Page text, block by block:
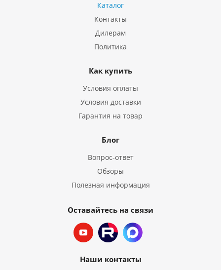
Каталог
Контакты
Дилерам
Политика
Как купить
Условия оплаты
Условия доставки
Гарантия на товар
Блог
Вопрос-ответ
Обзоры
Полезная информация
Оставайтесь на связи
Наши контакты